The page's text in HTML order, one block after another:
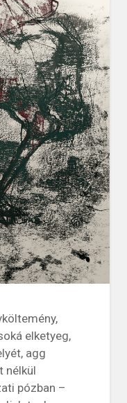
elketyeg,
agg
nélkül
pózban –